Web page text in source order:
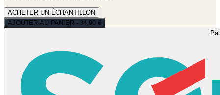
ACHETER UN ÉCHANTILLON
AJOUTER AU PANIER - 34,90 €